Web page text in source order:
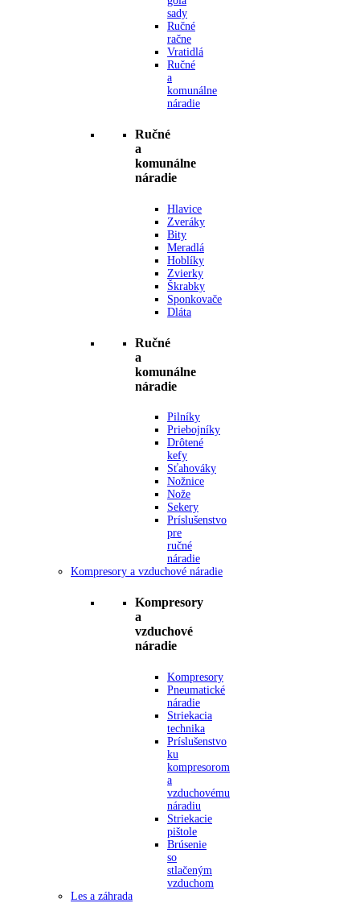
sady
Ručné
račne
Vratidlá
Ručné
a
komunálne
náradie
Ručné
a
komunálne
náradie
Hlavice
Zveráky
Bity
Meradlá
Hoblíky
Zvierky
Škrabky
Sponkovače
Dláta
Ručné
a
komunálne
náradie
Pilníky
Priebojníky
Drôtené
kefy
Sťahováky
Nožnice
Nože
Sekery
Príslušenstvo
pre
ručné
náradie
Kompresory a vzduchové náradie
Kompresory
a
vzduchové
náradie
Kompresory
Pneumatické
náradie
Striekacia
technika
Príslušenstvo
ku
kompresorom
a
vzduchovému
náradiu
Striekacie
pištole
Brúsenie
so
stlačeným
vzduchom
Les a záhrada